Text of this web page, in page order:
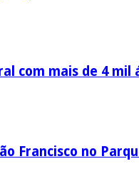
com mais de 4 mil
Francisco no